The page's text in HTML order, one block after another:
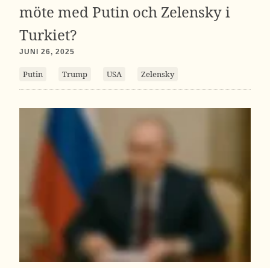
möte med Putin och Zelensky i
Turkiet?
JUNI 26, 2025
Putin Trump USA Zelensky